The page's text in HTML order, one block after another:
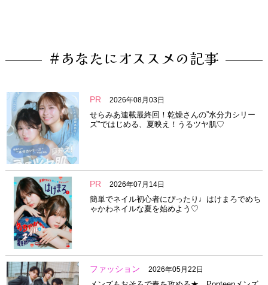
#あなたにオススメの記事
PR 2026年08月03日
せらみあ連載最終回！乾燥さんの”水分力シリー
ズ”ではじめる、夏映え！うるツヤ肌♡
PR 2026年07月14日
簡単でネイル初心者にぴったり♩はけまろでめち
ゃかわネイルな夏を始めよう♡
ファッション 2026年05月22日